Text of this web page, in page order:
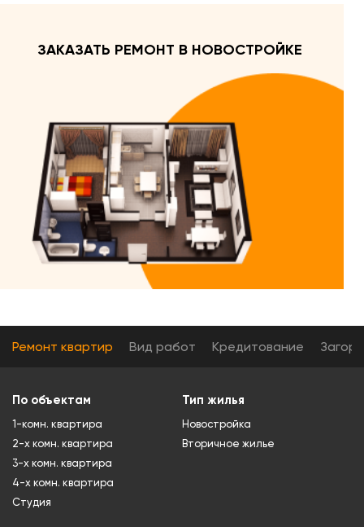
ЗАКАЗАТЬ РЕМОНТ В НОВОСТРОЙКЕ
Ремонт квартир Вид работ Кредитование
По объектам
1-комн. квартира
2-х комн. квартира
3-х комн. квартира
4-х комн. квартира
Студия
Тип жилья
Новостройка
Вторичное жилье